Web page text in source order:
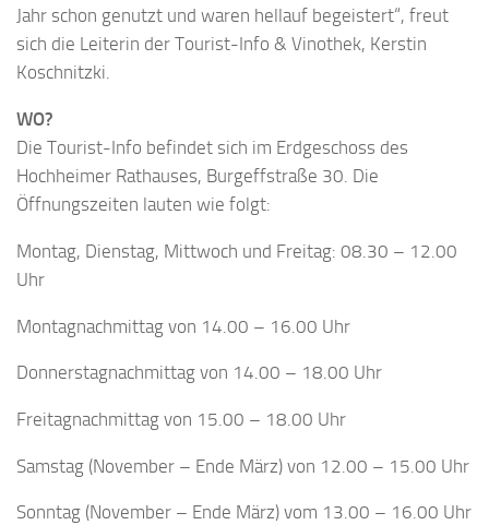
Jahr schon genutzt und waren hellauf begeistert“, freut
sich die Leiterin der Tourist-Info & Vinothek, Kerstin
Koschnitzki.
WO?
Die Tourist-Info befindet sich im Erdgeschoss des
Hochheimer Rathauses, Burgeffstraße 30. Die
Öffnungszeiten lauten wie folgt:
Montag, Dienstag, Mittwoch und Freitag: 08.30 – 12.00
Uhr
Montagnachmittag von 14.00 – 16.00 Uhr
Donnerstagnachmittag von 14.00 – 18.00 Uhr
Freitagnachmittag von 15.00 – 18.00 Uhr
Samstag (November – Ende März) von 12.00 – 15.00 Uhr
Sonntag (November – Ende März) vom 13.00 – 16.00 Uhr